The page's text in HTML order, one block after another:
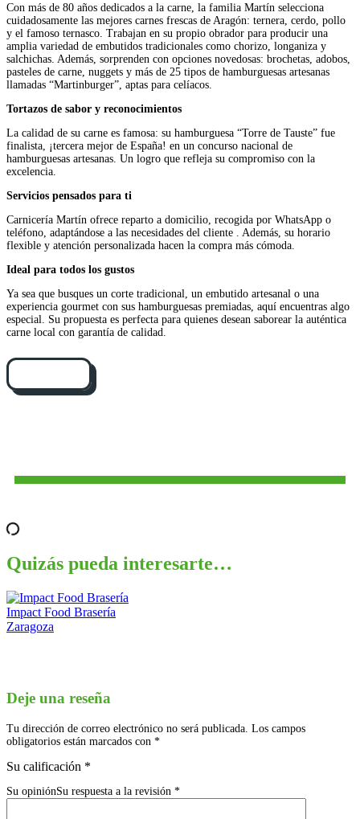
Con más de 80 años dedicados a la carne, la familia Martín selecciona
cuidadosamente las mejores carnes frescas de Aragón: ternera, cerdo, pollo
y el famoso ternasco. Trabajan en su propio obrador para producir una
amplia variedad de embutidos tradicionales como chorizo, longaniza y
salchichas. Además, sorprenden con opciones novedosas: brochetas, adobos,
pasteles de carne, nuggets y más de 25 tipos de hamburguesas artesanas
llamadas “Martinburger”, aptas para celíacos.
Tortazos de sabor y reconocimientos
La calidad de su carne es famosa: su hamburguesa “Torre de Tauste” fue
finalista, ¡tercera mejor de España! en un concurso nacional de
hamburguesas artesanas. Un logro que refleja su compromiso con la
excelencia.
Servicios pensados para ti
Carnicería Martín ofrece reparto a domicilio, recogida por WhatsApp o
teléfono, adaptándose a las necesidades del cliente . Además, su horario
flexible y atención personalizada hacen la compra más cómoda.
Ideal para todos los gustos
Ya sea que busques un corte tradicional, un embutido artesanal o una
experiencia gourmet con sus hamburguesas premiadas, aquí encuentras algo
especial. Su propuesta es perfecta para quienes desean saborear la auténtica
carne local con garantía de calidad.
Quizás pueda interesarte…
Impact Food Brasería
Zaragoza
Deje una reseña
Tu dirección de correo electrónico no será publicada. Los campos
obligatorios están marcados con *
Su calificación *
Su opiniónSu respuesta a la revisión *